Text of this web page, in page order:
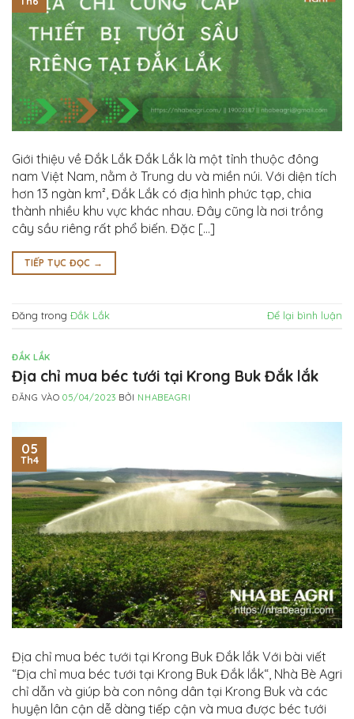
Giới thiệu về Đắk Lắk Đắk Lắk là một tỉnh thuộc đông
nam Việt Nam, nằm ở Trung du và miền núi. Với diện tích
hơn 13 ngàn km², Đắk Lắk có địa hình phức tạp, chia
thành nhiều khu vực khác nhau. Đây cũng là nơi trồng
cây sầu riêng rất phổ biến. Đặc […]
TIẾP TỤC ĐỌC →
Đăng trong Đắk Lắk Để lại bình luận
ĐẮK LẮK
Địa chỉ mua béc tưới tại Krong Buk Đắk lắk
ĐĂNG VÀO05/04/2023 BỞI NHABEAGRI
05
Th4
Địa chỉ mua béc tưới tại Krong Buk Đắk lắk Với bài viết
“Địa chỉ mua béc tưới tại Krong Buk Đắk lắk“, Nhà Bè Agri
chỉ dẫn và giúp bà con nông dân tại Krong Buk và các
huyện lân cận dễ dàng tiếp cận và mua được béc tưới